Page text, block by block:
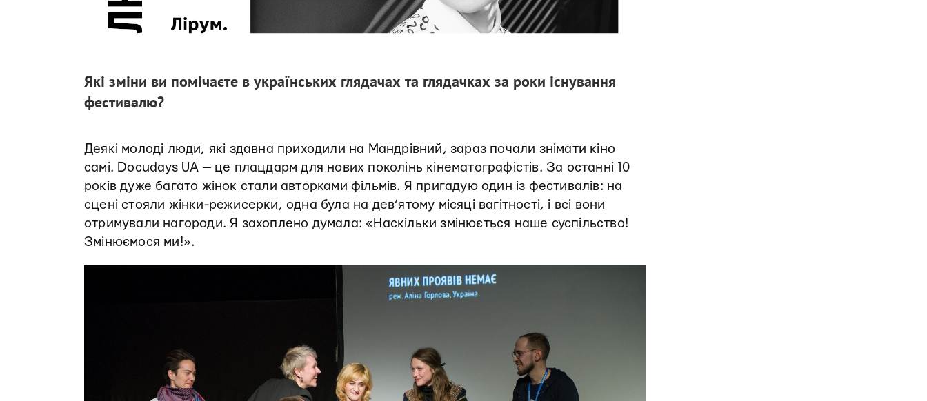
Які зміни ви помічаєте в українських глядачах та глядачках за роки існування
фестивалю?
Деякі молоді люди, які здавна приходили на Мандрівний, зараз почали знімати кіно
самі. Docudays UA — це плацдарм для нових поколінь кінематографістів. За останні 10
років дуже багато жінок стали авторками фільмів. Я пригадую один із фестивалів: на
сцені стояли жінки-режисерки, одна була на дев’ятому місяці вагітності, і всі вони
отримували нагороди. Я захоплено думала: «Наскільки змінюється наше суспільство!
Змінюємося ми!».